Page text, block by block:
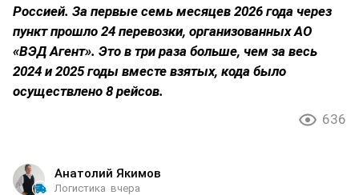
Россией. За первые семь месяцев 2026 года через
пункт прошло 24 перевозки, организованных АО
«ВЭД Агент». Это в три раза больше, чем за весь
2024 и 2025 годы вместе взятых, кода было
осуществлено 8 рейсов.
636
Анатолий Якимов
Логистика вчера